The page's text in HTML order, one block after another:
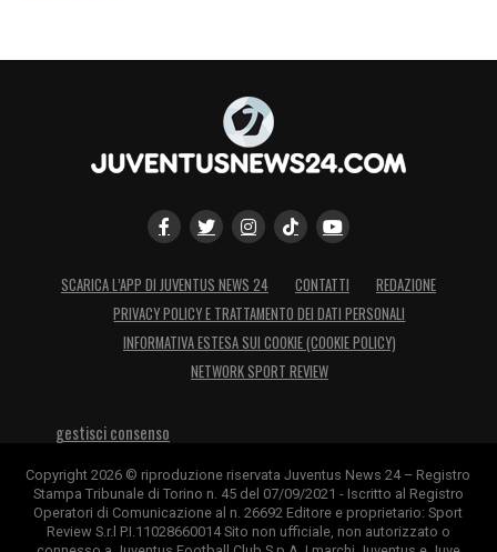
SCARICA L’APP DI JUVENTUS NEWS 24 CONTATTI
REDAZIONE
PRIVACY POLICY E TRATTAMENTO DEI DATI PERSONALI
INFORMATIVA ESTESA SUI COOKIE (COOKIE POLICY)
NETWORK SPORT REVIEW
gestisci consenso
Copyright 2026 © riproduzione riservata Juventus News 24 – Registro
Stampa Tribunale di Torino n. 45 del 07/09/2021 - Iscritto al Registro
Operatori di Comunicazione al n. 26692 Editore e proprietario: Sport
Review S.r.l P.I.11028660014 Sito non ufficiale, non autorizzato o